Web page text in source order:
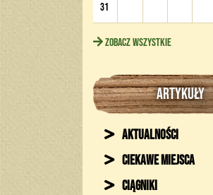
31
Zobacz wszystkie
ARTYKUŁY
Aktualności
Ciekawe miejsca
Ciągniki